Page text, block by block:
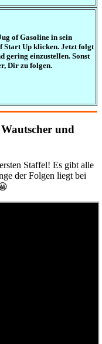
of Gasoline in sein
Start Up klicken. Jetzt folgt
gering einzustellen. Sonst
Dir zu folgen.
und
Staffel! Es gibt alle
der Folgen liegt bei